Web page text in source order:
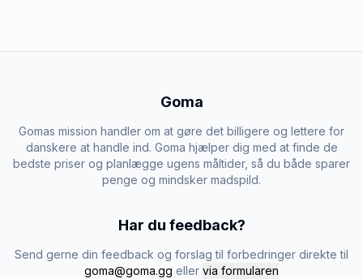
Goma
Gomas mission handler om at gøre det billigere og lettere for
danskere at handle ind. Goma hjælper dig med at finde de
bedste priser og planlægge ugens måltider, så du både sparer
penge og mindsker madspild.
Har du feedback?
Send gerne din feedback og forslag til forbedringer direkte til
goma@goma.gg eller via formularen